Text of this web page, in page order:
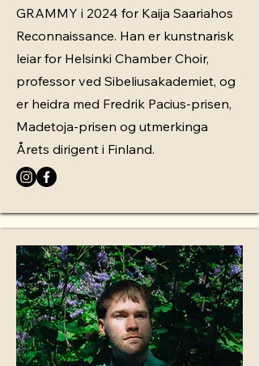
GRAMMY i 2024 for Kaija Saariahos
Reconnaissance. Han er kunstnarisk
leiar for Helsinki Chamber Choir,
professor ved Sibeliusakademiet, og
er heidra med Fredrik Pacius-prisen,
Madetoja-prisen og utmerkinga
Årets dirigent i Finland.